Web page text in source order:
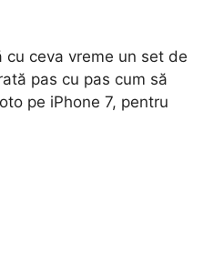
cu ceva vreme un set de
pas cu pas cum să
pe iPhone 7, pentru